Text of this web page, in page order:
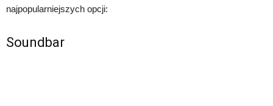
najpopularniejszych opcji:
Soundbar